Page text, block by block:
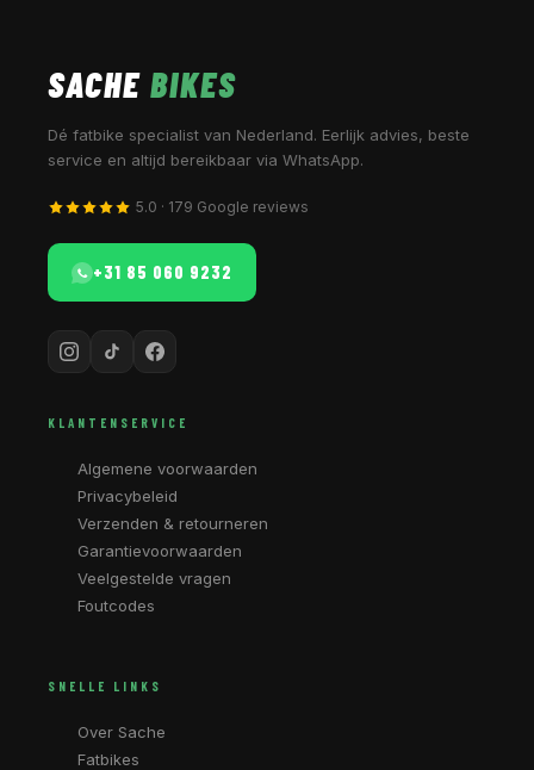
SACHE BIKES
Dé fatbike specialist van Nederland. Eerlijk advies, beste
service en altijd bereikbaar via WhatsApp.
5.0 · 179 Google reviews
+31 85 060 9232
KLANTENSERVICE
Algemene voorwaarden
Privacybeleid
Verzenden & retourneren
Garantievoorwaarden
Veelgestelde vragen
Foutcodes
SNELLE LINKS
Over Sache
Fatbikes